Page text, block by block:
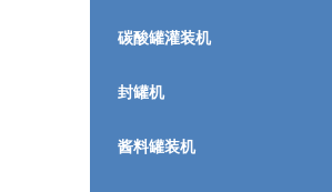
碳酸罐灌装机
封罐机
酱料罐装机